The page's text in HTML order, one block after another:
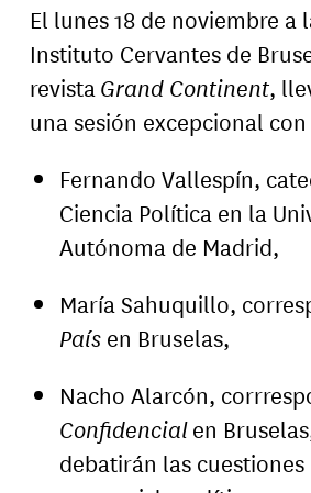
El lunes 18 de noviembre a
Instituto Cervantes de
revista Grand Continent,
una sesión excepcional
Fernando Vallespín,
Ciencia Política en la
Autónoma de Madrid,
María Sahuquillo,
País en Bruselas,
Nacho Alarcón,
Confidencialen
debatirán las cuestiones